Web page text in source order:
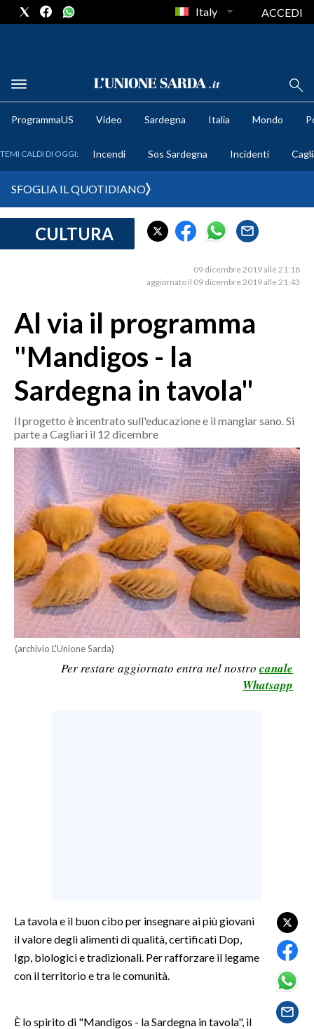
METEO
CRONACA SARDEGNA
MEDIO CAMPIDANO
ORISTANO E PROVINCIA
SASSARI E PROVINCIA
GALLURA
NUORO E PROVINCIA
OGLIASTRA
AGENDA
CRONACA
ITALIA
MONDO
POLITICA
ECONOMIA
SERVIZI ALLE IMPRESE
LAVORO
CULTURA
SPETTACOLI
Italy ACCEDI
ProgrammaUS Video Sardegna Italia Mondo
TEMI CALDI DI OGGI: Incendi Sos Sardegna Incidenti
SFOGLIA IL QUOTIDIANO
CULTURA
09 dicembre 2019 alle 21:18
aggiornato il 09 dicembre 2019 alle 21:43
Al via il programma
"Mandigos - la
Sardegna in tavola"
Il progetto è incentrato sull'educazione e il mangiar sano. Si
parte a Cagliari il 12 dicembre
(archivio L'Unione Sarda)
Per restare aggiornato entra nel nostro canale
Whatsapp
La tavola e il buon cibo per insegnare ai più giovani
il valore degli alimenti di qualità, certificati Dop,
Igp, biologici e tradizionali. Per rafforzare il legame
con il territorio e tra le comunità.
È lo spirito di "Mandigos - la Sardegna in tavola", il